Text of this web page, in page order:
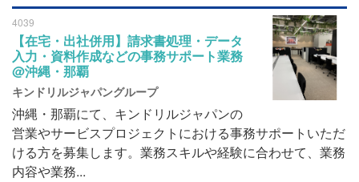
4039
【在宅・出社併用】請求書処理・データ
入力・資料作成などの事務サポート業務
@沖縄・那覇
キンドリルジャパングループ
沖縄・那覇にて、キンドリルジャパンの
営業やサービスプロジェクトにおける事務サポートいただ
ける方を募集します。業務スキルや経験に合わせて、業務
内容や業務...